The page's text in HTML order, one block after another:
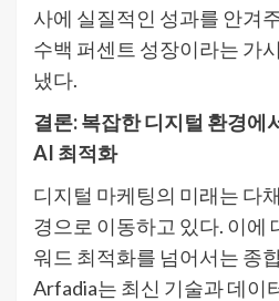
사에 실질적인 성과를 안겨
수백 퍼센트 성장이라는 가
냈다.
결론: 복잡한 디지털 환경에
AI 최적화
디지털 마케팅의 미래는 다
경으로 이동하고 있다. 이에
워드 최적화를 넘어서는 종
Arfadia는 최신 기술과 데이